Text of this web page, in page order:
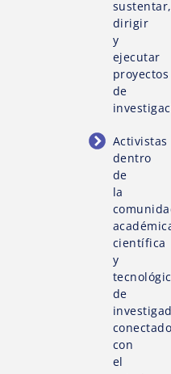
sustentar,
dirigir
y
ejecutar
proyectos
de
Activistas
dentro
de
la
científica
y
de
con
el